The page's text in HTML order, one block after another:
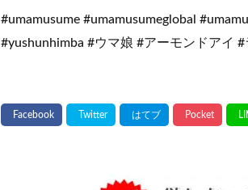
#umamusume #umamusumeglobal
#yushunhimba #ウマ娘 #アーモンドアイ